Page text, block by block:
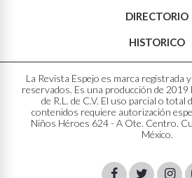
DIRECTORIO
HISTORICO
La Revista Espejo es marca registrada
reservados. Es una producción de 2019
de R.L. de C.V. El uso parcial o total
contenidos requiere autorización
Niños Héroes 624 - A Ote. Centro.
México.
FacebookTwitter